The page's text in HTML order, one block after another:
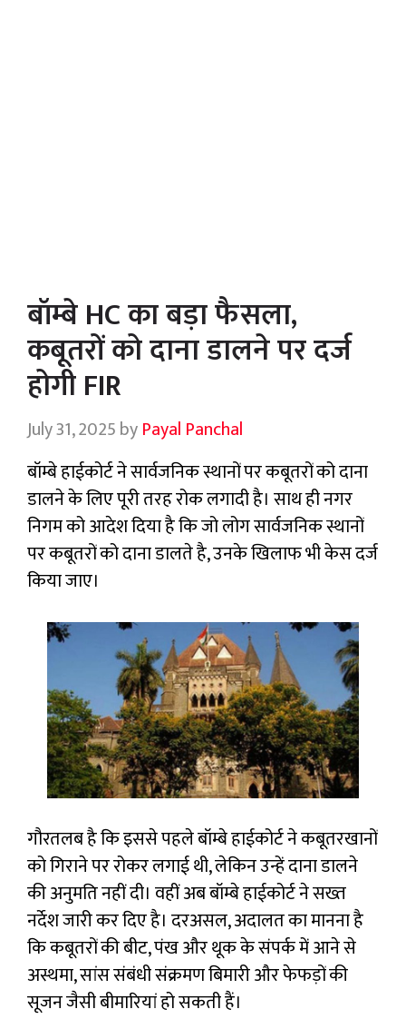
बॉम्बे HC का बड़ा फैसला,
कबूतरों को दाना डालने पर दर्ज
होगी FIR
July 31, 2025byPayal Panchal
बॉम्बे हाईकोर्ट ने सार्वजनिक स्थानों पर कबूतरों को दाना
डालने के लिए पूरी तरह रोक लगादी है। साथ ही नगर
निगम को आदेश दिया है कि जो लोग सार्वजनिक स्थानों
पर कबूतरों को दाना डालते है, उनके खिलाफ भी केस दर्ज
किया जाए।
गौरतलब है कि इससे पहले बॉम्बे हाईकोर्ट ने कबूतरखानों
को गिराने पर रोकर लगाई थी, लेकिन उन्हें दाना डालने
की अनुमति नहीं दी। वहीं अब बॉम्बे हाईकोर्ट ने सख्त
नर्देश जारी कर दिए है। दरअसल, अदालत का मानना है
कि कबूतरों की बीट, पंख और थूक के संपर्क में आने से
अस्थमा, सांस संबंधी संक्रमण बिमारी और फेफड़ों की
सूजन जैसी बीमारियां हो सकती हैं।